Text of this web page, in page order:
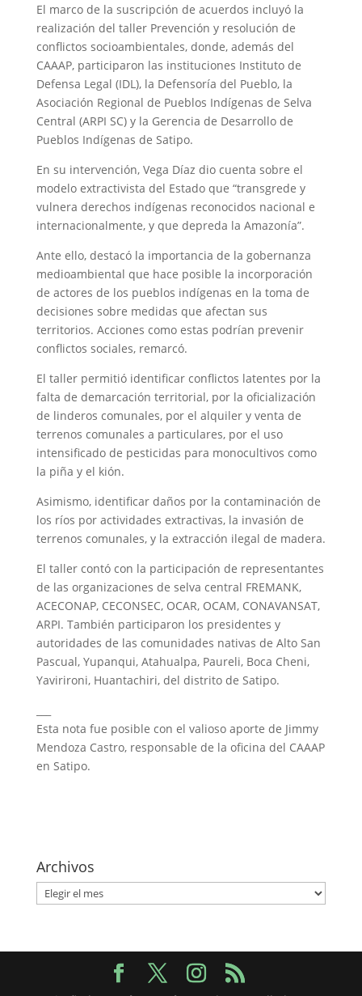
El marco de la suscripción de acuerdos incluyó la
realización del taller Prevención y resolución de
conflictos socioambientales, donde, además del
CAAAP, participaron las instituciones Instituto de
Defensa Legal (IDL), la Defensoría del Pueblo, la
Asociación Regional de Pueblos Indígenas de Selva
Central (ARPI SC) y la Gerencia de Desarrollo de
Pueblos Indígenas de Satipo.
En su intervención, Vega Díaz dio cuenta sobre el
modelo extractivista del Estado que “transgrede y
vulnera derechos indígenas reconocidos nacional e
internacionalmente, y que depreda la Amazonía”.
Ante ello, destacó la importancia de la gobernanza
medioambiental que hace posible la incorporación
de actores de los pueblos indígenas en la toma de
decisiones sobre medidas que afectan sus
territorios. Acciones como estas podrían prevenir
conflictos sociales, remarcó.
El taller permitió identificar conflictos latentes por la
falta de demarcación territorial, por la oficialización
de linderos comunales, por el alquiler y venta de
terrenos comunales a particulares, por el uso
intensificado de pesticidas para monocultivos como
la piña y el kión.
Asimismo, identificar daños por la contaminación de
los ríos por actividades extractivas, la invasión de
terrenos comunales, y la extracción ilegal de madera.
El taller contó con la participación de representantes
de las organizaciones de selva central FREMANK,
ACECONAP, CECONSEC, OCAR, OCAM, CONAVANSAT,
ARPI. También participaron los presidentes y
autoridades de las comunidades nativas de Alto San
Pascual, Yupanqui, Atahualpa, Paureli, Boca Cheni,
Yavirironi, Huantachiri, del distrito de Satipo.
Esta nota fue posible con el valioso aporte de Jimmy
Mendoza Castro, responsable de la oficina del CAAAP
en Satipo.
Archivos
Archivos